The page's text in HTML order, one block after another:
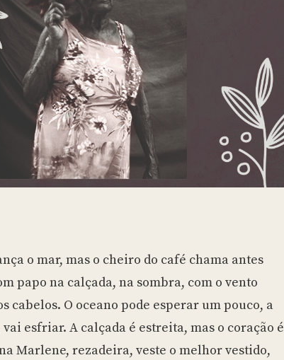
papo na calçada, na sombra, com o vento
cabelos. O oceano pode esperar um pouco, a
esfriar. A calçada é estreita, mas o coração é
Marlene, rezadeira, veste o melhor vestido,